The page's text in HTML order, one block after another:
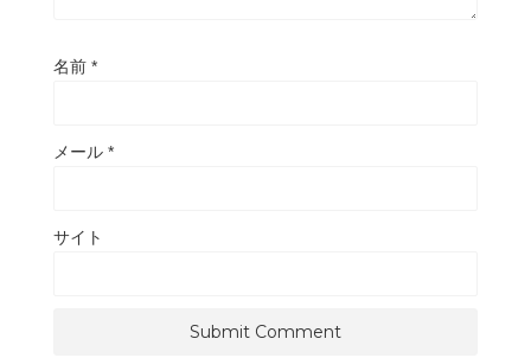
名前 *
メール *
サイト